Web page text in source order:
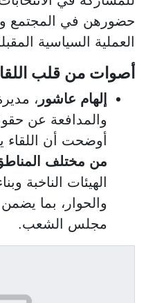
حضورهن في المجتمع
العملية السياسية
أصوات من قلب
إلهام عاشور ،
والمدافعة عن
أوضحت أن اللقاء
من مختلف
الهيئات الناخبة
والحوار، بما
مجلس الشعب.